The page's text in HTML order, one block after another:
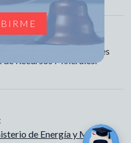
que designan Inspectores
Recursos Minerales.
de Energía y Minas